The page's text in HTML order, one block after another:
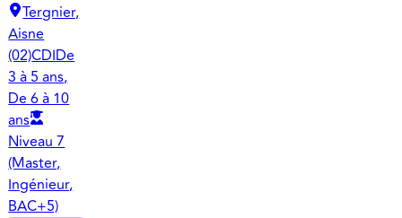
Tergnier,
Aisne
(02)CDIDe
3 à 5 ans,
De 6 à 10
ans
Niveau 7
(Master,
Ingénieur,
BAC+5)